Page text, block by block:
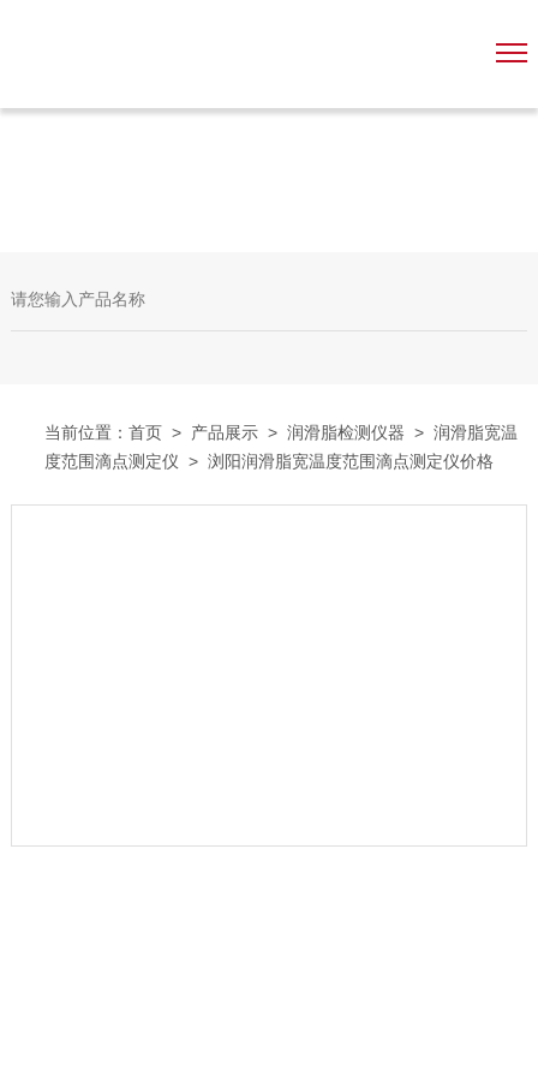
当前位置：首页 > 产品展示 >润滑脂检测仪器 >润滑脂宽温
度范围滴点测定仪 > 浏阳润滑脂宽温度范围滴点测定仪价格